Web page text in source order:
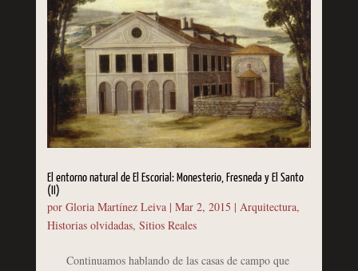
El entorno natural de El Escorial: Monesterio, Fresneda y El Santo
(II)
por Gloria Martínez Leiva| Mar 2, 2015 | Arquitectura,
Historias olvidadas, Sitios Reales
Continuamos hablando de las casas de campo que